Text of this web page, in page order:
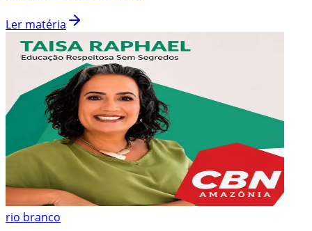
Ler matéria
rio branco